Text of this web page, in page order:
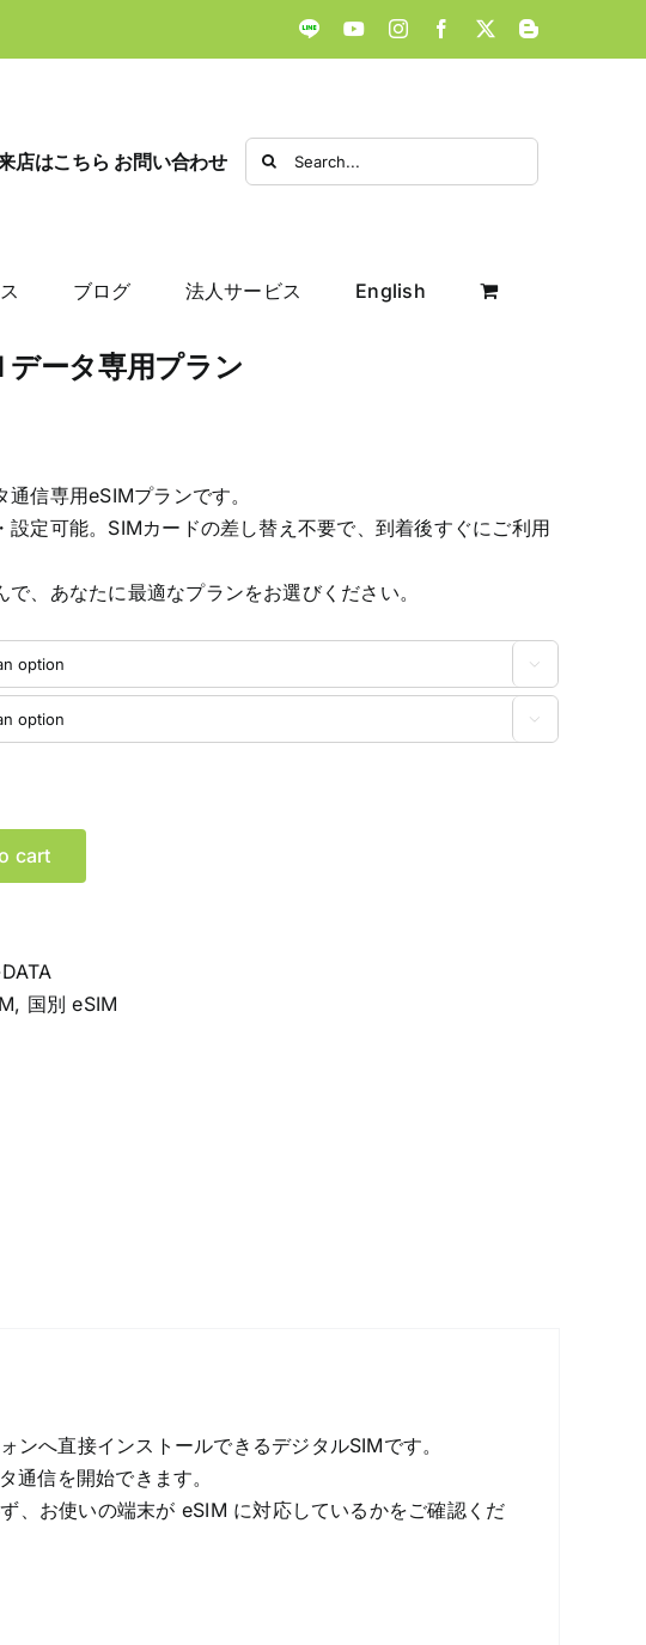
LINE YouTubeInstagramFacebook
X Blogger
店はこちら お問い合わせ
Search
for:
ブログ 法人サービス English
ータ専用プラン
信専用eSIMプランです。
設定可能。SIMカードの差し替え不要で、到着後すぐにご利用
、あなたに最適なプランをお選びください。


cart
, 国別 eSIM
へ直接インストールできるデジタルSIMです。
通信を開始できます。
、お使いの端末が eSIM に対応しているかをご確認くだ